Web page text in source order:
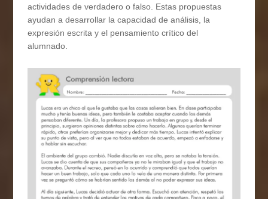
actividades de verdadero o falso. Estas propuestas
ayudan a desarrollar la capacidad de análisis, la
expresión escrita y el pensamiento crítico del
alumnado.